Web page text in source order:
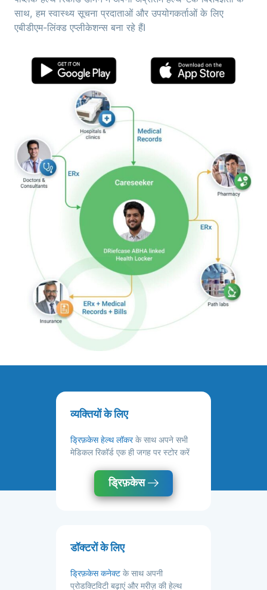
साथ, हम स्वास्थ्य सूचना प्रदाताओं और उपयोगकर्ताओं के लिए
एबीडीएम-लिंक्ड एप्लीकेशन्स बना रहे हैंI
व्यक्तियों के लिए
ड्रिफ़केस हेल्थ लॉकरके साथ अपने सभी
मेडिकल रिकॉर्ड एक ही जगह पर स्टोर करें
ड्रिफ़केस
डॉक्टरों के लिए
ड्रिफ़केस कनेक्ट के साथ अपनी
प्रोडक्टिविटी बढ़ाएं और मरीज़ की हेल्थ